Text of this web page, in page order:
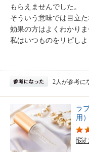
もらえませんでした。
そういう意味では目立
効果の方はよくわかりま
私はいつものをリピしよ
2人が参考に
ラ
用）
悩